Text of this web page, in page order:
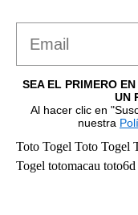
SEA EL PRIMERO
UN
Al hacer clic en
nuestra
Toto Togel Toto Togel
Togel totomacau toto6d